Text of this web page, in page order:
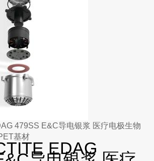
479SS E&C导电银浆 医疗电极生物
基材
EDAG